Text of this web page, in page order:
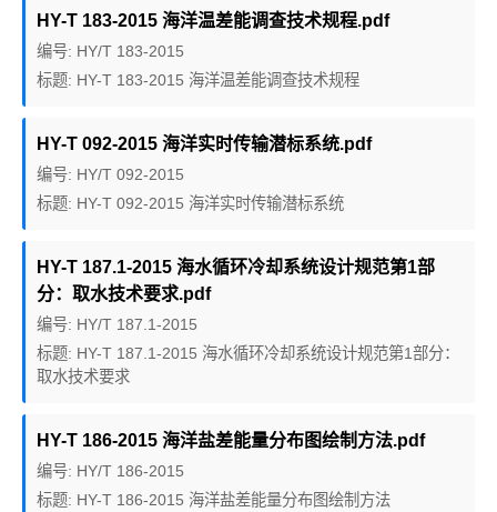
HY-T 183-2015 海洋温差能调查技术规程.pdf
编号: HY/T 183-2015
标题: HY-T 183-2015 海洋温差能调查技术规程
HY-T 092-2015 海洋实时传输潜标系统.pdf
编号: HY/T 092-2015
标题: HY-T 092-2015 海洋实时传输潜标系统
HY-T 187.1-2015 海水循环冷却系统设计规范第1部
分：取水技术要求.pdf
编号: HY/T 187.1-2015
标题: HY-T 187.1-2015 海水循环冷却系统设计规范第1部分：
取水技术要求
HY-T 186-2015 海洋盐差能量分布图绘制方法.pdf
编号: HY/T 186-2015
标题: HY-T 186-2015 海洋盐差能量分布图绘制方法